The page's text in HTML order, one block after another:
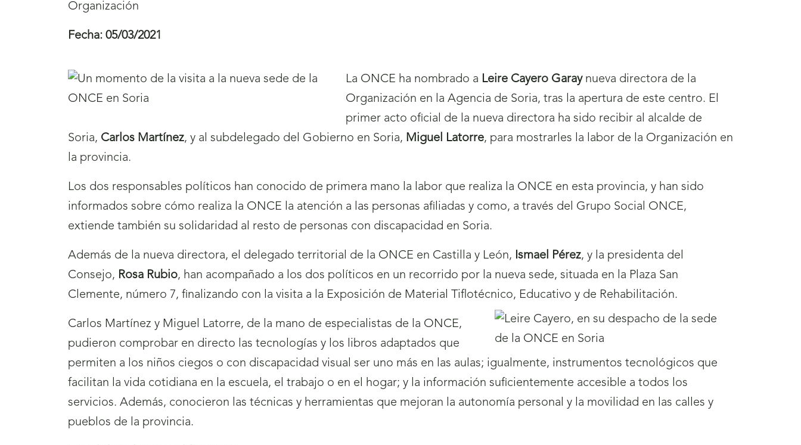
Organización
Fecha: 05/03/2021
La ONCE ha nombrado a Leire Cayero Garaynueva directora de la
Organización en la Agencia de Soria, tras la apertura de este centro. El
primer acto oficial de la nueva directora ha sido recibir al alcalde de
Soria, Carlos Martínez, y al subdelegado del Gobierno en Soria, Miguel Latorre, para mostrarles la labor de la Organización en
la provincia.
Los dos responsables políticos han conocido de primera mano la labor que realiza la ONCE en esta provincia, y han sido
informados sobre cómo realiza la ONCE la atención a las personas afiliadas y como, a través del Grupo Social ONCE,
extiende también su solidaridad al resto de personas con discapacidad en Soria.
Además de la nueva directora, el delegado territorial de la ONCE en Castilla y León, Ismael Pérez, y la presidenta del
Consejo, Rosa Rubio, han acompañado a los dos políticos en un recorrido por la nueva sede, situada en la Plaza San
Clemente, número 7, finalizando con la visita a la Exposición de Material Tiflotécnico, Educativo y de Rehabilitación.
Carlos Martínez y Miguel Latorre, de la mano de especialistas de la ONCE,
pudieron comprobar en directo las tecnologías y los libros adaptados que
permiten a los niños ciegos o con discapacidad visual ser uno más en las aulas; igualmente, instrumentos tecnológicos que
facilitan la vida cotidiana en la escuela, el trabajo o en el hogar; y la información suficientemente accesible a todos los
servicios. Además, conocieron las técnicas y herramientas que mejoran la autonomía personal y la movilidad en las calles y
pueblos de la provincia.